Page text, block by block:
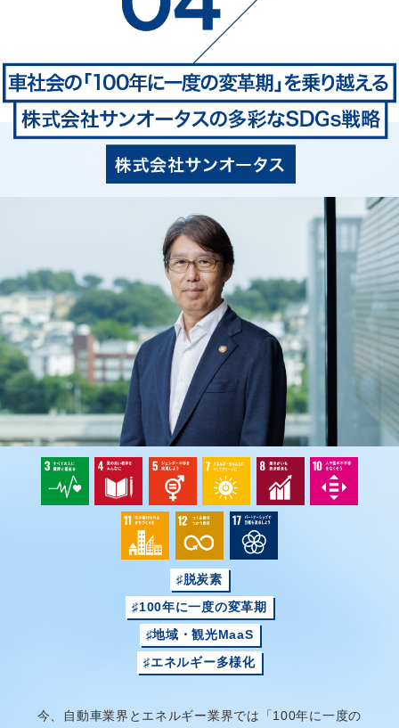
♯脱炭素
♯100年に一度の変革期
♯地域・観光MaaS
♯エネルギー多様化
今、自動車業界とエネルギー業界では「100年に一度の